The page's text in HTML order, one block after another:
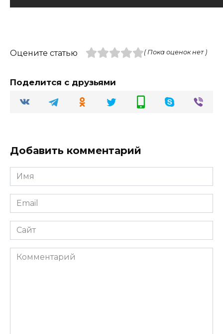
Оцените статью ( Пока оценок нет )
Поделится с друзьями
Добавить комментарий
Имя
Email
Сайт
Комментарий